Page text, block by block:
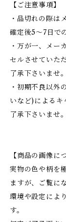
【ご注意事項】
・品切れの際は
確定後5～7日で
・万が一、メー
セルさせていた
了承下さいませ。
・初期不良以外
いなど)によるキ
了承下さいませ。
【商品の画像に
実物の色や柄を
ますが、ご覧に
環境や設定によ
す。